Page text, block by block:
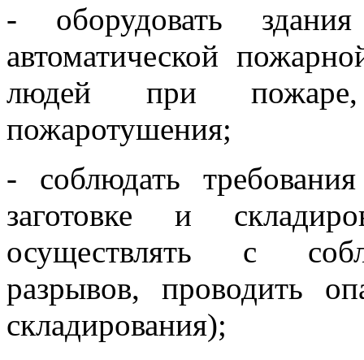
- оборудовать
автоматической
людей при пожаре,
пожаротушения;
- соблюдать
заготовке и
осуществлять с
разрывов, проводить
складирования);